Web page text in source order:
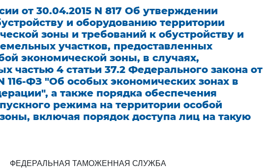
от 30.04.2015 N 817 Об утверждении
и оборудованию территории
зоны и требований к обустройству и
участков, предоставленных
экономической зоны, в случаях,
частью 4 статьи 37.2 Федерального закона от
116-ФЗ "Об особых экономических зонах в
а также порядка обеспечения
режима на территории особой
включая порядок доступа лиц на такую
ФЕДЕРАЛЬНАЯ ТАМОЖЕННАЯ СЛУЖБА